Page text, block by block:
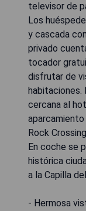
televisor de
Los
y cascada
privado
tocador
disfrutar de
habitaciones.
cercana al
Rock
En coche se
histórica
a la Capilla
- Hermosa